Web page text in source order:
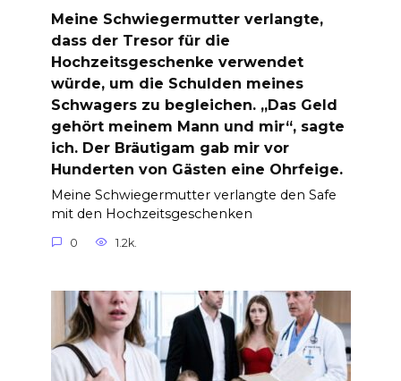
Meine Schwiegermutter verlangte,
dass der Tresor für die
Hochzeitsgeschenke verwendet
würde, um die Schulden meines
Schwagers zu begleichen. „Das Geld
gehört meinem Mann und mir“, sagte
ich. Der Bräutigam gab mir vor
Hunderten von Gästen eine Ohrfeige.
Meine Schwiegermutter verlangte den Safe
mit den Hochzeitsgeschenken
0 1.2k.